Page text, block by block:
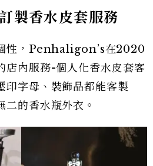
製香水皮套服務
性，Penhaligon’s在2020
店內服務-個人化香水皮套客
印字母、裝飾品都能客製
二的香水瓶外衣。